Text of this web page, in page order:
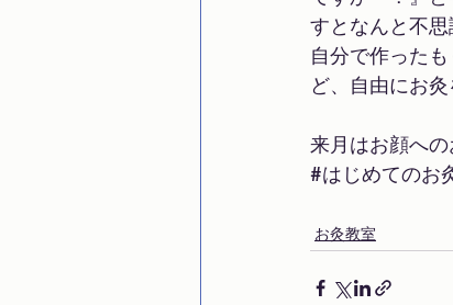
すとなんと不
自分で作った
ど、自由にお
来月はお顔への
#はじめてのお
お灸教室